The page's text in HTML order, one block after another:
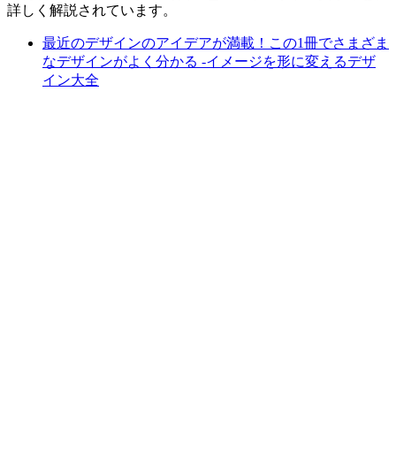
詳しく解説されています。
最近のデザインのアイデアが満載！この1冊でさまざま
なデザインがよく分かる -イメージを形に変えるデザ
イン大全